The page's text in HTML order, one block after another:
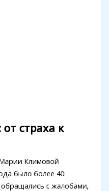
страха к
Климовой
было более 40
обращались с жалобами,